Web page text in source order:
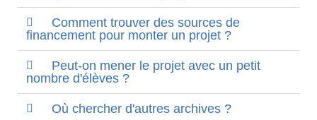
Comment trouver des sources de
financement pour monter un projet ?
Peut-on mener le projet avec un petit
nombre d'élèves ?
Où chercher d'autres archives ?